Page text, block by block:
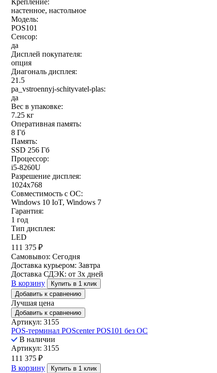
Крепление:
настенное, настольное
Модель:
POS101
Сенсор:
да
Дисплей покупателя:
опция
Диагональ дисплея:
21.5
pa_vstroennyj-schityvatel-plas:
да
Вес в упаковке:
7.25 кг
Оперативная память:
8 Гб
Память:
SSD 256 Гб
Процессор:
i5-8260U
Разрешение дисплея:
1024x768
Совместимость с ОС:
Windows 10 IoT, Windows 7
Гарантия:
1 год
Тип дисплея:
LED
111 375 ₽
Самовывоз: Сегодня
Доставка курьером: Завтра
Доставка СДЭК: от 3х дней
В корзину
Купить в 1 клик
Добавить к сравнению
Лучшая цена
Добавить к сравнению
Артикул: 3155
POS-терминал POScenter POS101 без ОС
В наличии
Артикул: 3155
111 375 ₽
В корзину
Купить в 1 клик